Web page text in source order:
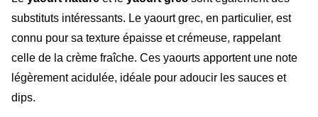
substituts intéressants. Le yaourt grec, en particulier, est
connu pour sa texture épaisse et crémeuse, rappelant
celle de la crème fraîche. Ces yaourts apportent une note
légèrement acidulée, idéale pour adoucir les sauces et
dips.